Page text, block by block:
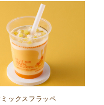
ックスフラッペ